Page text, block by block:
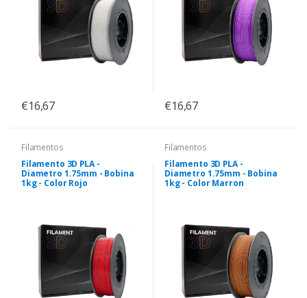
€16,67 €16,67
Filamentos
Filamento 3D PLA -
Diametro 1.75mm - Bobina
1kg - Color Rojo
Filamentos
Filamento 3D PLA -
Diametro 1.75mm - Bobina
1kg - Color Marron